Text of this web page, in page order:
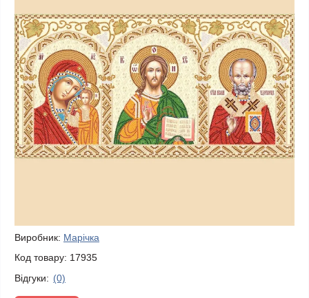
Виробник: Марічка
Код товару: 17935
Відгуки: (0)